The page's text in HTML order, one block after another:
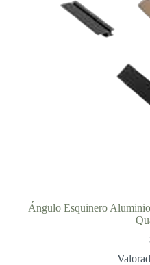
Ángulo Esquinero